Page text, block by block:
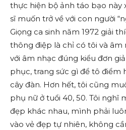
thực hiện bộ ảnh táo bạo này
sĩ muốn trở về với con người
Giọng ca sinh năm 1972 giải
thông điệp là chỉ có tôi và âm
với âm nhạc đúng kiểu đơn
phục, trang sức gì để tô điểm
cây đàn. Hơn hết, tôi cũng
phụ nữ ở tuổi 40, 50. Tôi nghĩ
đẹp khác nhau, mình phải
vào vẻ đẹp tự nhiên, không